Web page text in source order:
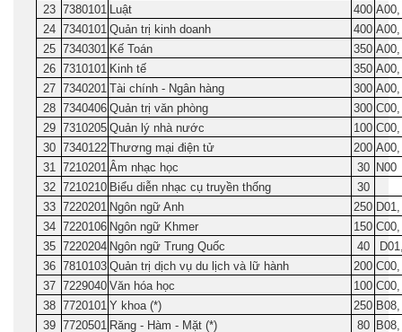
23 7380101 Luật 400
24 7340101 Quản trị kinh doanh 400
25 7340301 Kế Toán 350
26 7310101 Kinh tế 350
27 7340201 Tài chính - Ngân hàng 300
28 7340406 Quản trị văn phòng 300
29 7310205 Quản lý nhà nước 100
30 7340122 Thương mại điện tử 200
31 7210201 Âm nhạc học 30
N00
32 7210210 Biểu diễn nhạc cụ truyền thống
30
33 7220201 Ngôn ngữ Anh 250
34 7220106 Ngôn ngữ Khmer 150
35 7220204 Ngôn ngữ Trung Quốc 40
36 7810103 Quản trị dịch vụ du lịch và lữ hành 200
37 7229040 Văn hóa học 100
38 7720101 Y khoa (*) 250
39 7720501 Răng - Hàm - Mặt (*) 80